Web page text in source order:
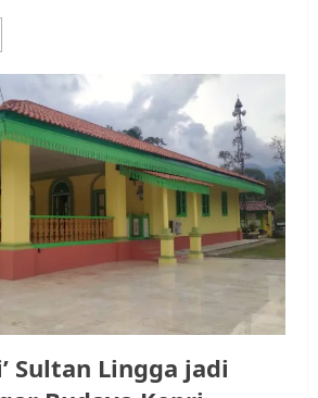
Sultan Lingga jadi